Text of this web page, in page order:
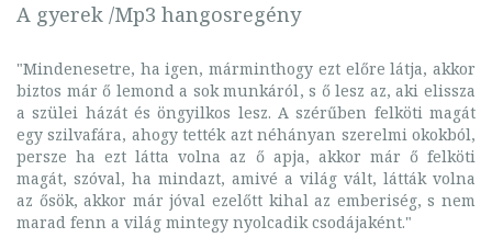
A gyerek /Mp3 hangosregény
"Mindenesetre, ha igen, márminthogy ezt előre látja, akkor
biztos már ő lemond a sok munkáról, s ő lesz az, aki elissza
a szülei házát és öngyilkos lesz. A szérűben felköti magát
egy szilvafára, ahogy tették azt néhányan szerelmi okokból,
persze ha ezt látta volna az ő apja, akkor már ő felköti
magát, szóval, ha mindazt, amivé a világ vált, látták volna
az ősök, akkor már jóval ezelőtt kihal az emberiség, s nem
marad fenn a világ mintegy nyolcadik csodájaként."